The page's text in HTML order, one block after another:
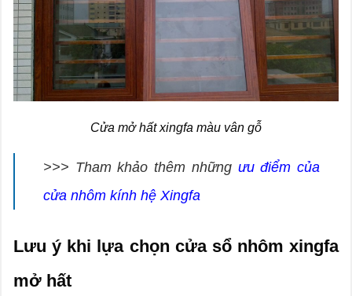
Cửa mở hất xingfa màu vân gỗ
>>> Tham khảo thêm những ưu điểm của
cửa nhôm kính hệ Xingfa
Lưu ý khi lựa chọn cửa sổ nhôm xingfa
mở hất